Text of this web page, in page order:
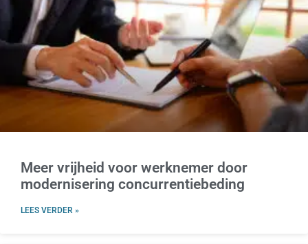
Meer vrijheid voor werknemer door
modernisering concurrentiebeding
LEES VERDER »